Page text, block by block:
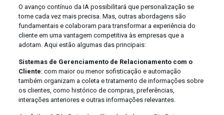
O avanço contínuo da IA possibilitará que personalização se
torne cada vez mais precisa. Mas, outras abordagens são
fundamentais e colaboram para transformar a experiência do
cliente em uma vantagem competitiva às empresas que a
adotam. Aqui estão algumas das principais:
Sistemas de Gerenciamento de Relacionamento com o
Cliente: com maior ou menor sofisticação e automação
também organizam a coleta e tratamento de informações sobre
os clientes, como histórico de compras, preferências,
interações anteriores e outras informações relevantes.